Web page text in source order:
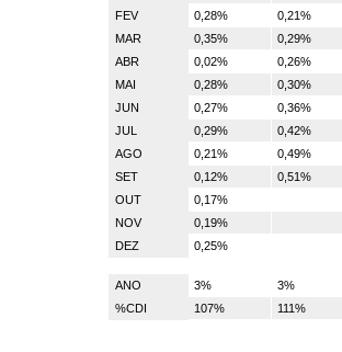
FEV
0,28% 0,21%
MAR
0,35% 0,29%
ABR
0,02% 0,26%
MAI
0,28%
0,30%
JUN
0,27% 0,36%
JUL
0,29% 0,42%
AGO
0,21% 0,49%
SET
0,12%
0,51%
OUT
0,17%
NOV
0,19%
DEZ
0,25%
ANO 3%
3%
%CDI
107% 111%